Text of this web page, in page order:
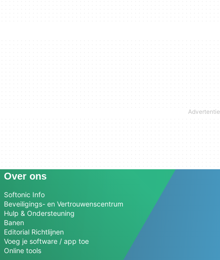
Over ons
Softonic Info
Beveiligings- en Vertrouwenscentrum
Hulp & Ondersteuning
Banen
Editorial Richtlijnen
Voeg je software / app toe
Online tools